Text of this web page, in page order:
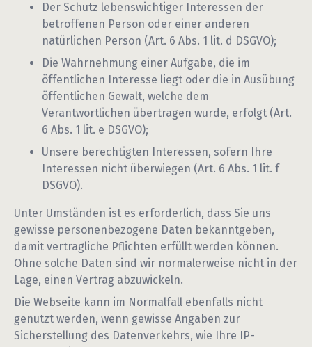
Der Schutz lebenswichtiger Interessen der
betroffenen Person oder einer anderen
natürlichen Person (Art. 6 Abs. 1 lit. d DSGVO);
Die Wahrnehmung einer Aufgabe, die im
öffentlichen Interesse liegt oder die in Ausübung
öffentlichen Gewalt, welche dem
Verantwortlichen übertragen wurde, erfolgt (Art.
6 Abs. 1 lit. e DSGVO);
Unsere berechtigten Interessen, sofern Ihre
Interessen nicht überwiegen (Art. 6 Abs. 1 lit. f
DSGVO).
Unter Umständen ist es erforderlich, dass Sie uns
gewisse personenbezogene Daten bekanntgeben,
damit vertragliche Pflichten erfüllt werden können.
Ohne solche Daten sind wir normalerweise nicht in der
Lage, einen Vertrag abzuwickeln.
Die Webseite kann im Normalfall ebenfalls nicht
genutzt werden, wenn gewisse Angaben zur
Sicherstellung des Datenverkehrs, wie Ihre IP-